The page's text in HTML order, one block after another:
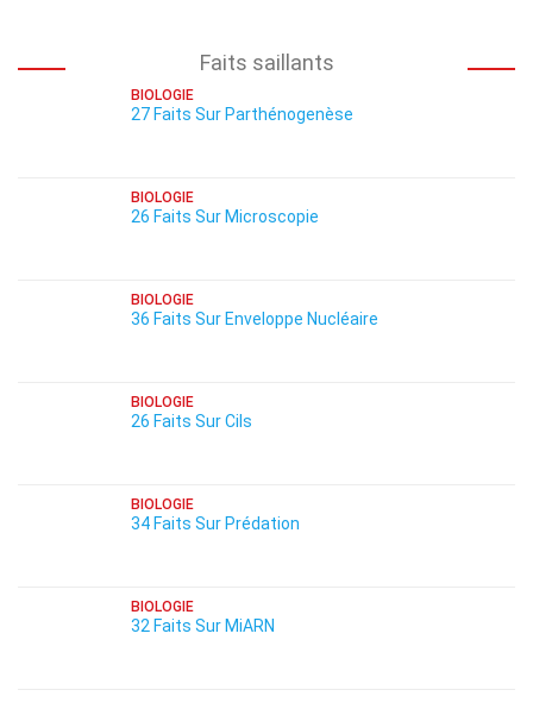
Faits saillants
BIOLOGIE
27 Faits Sur Parthénogenèse
BIOLOGIE
26 Faits Sur Microscopie
BIOLOGIE
36 Faits Sur Enveloppe Nucléaire
BIOLOGIE
26 Faits Sur Cils
BIOLOGIE
34 Faits Sur Prédation
BIOLOGIE
32 Faits Sur MiARN